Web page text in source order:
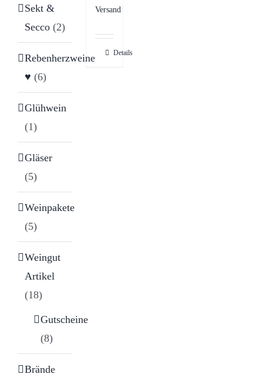
Versand
Details
Sekt &
Secco (2)
Rebenherzweine
♥ (6)
Glühwein
(1)
Gläser
(5)
Weinpakete
(5)
Weingut
Artikel
(18)
Gutscheine
(8)
Brände